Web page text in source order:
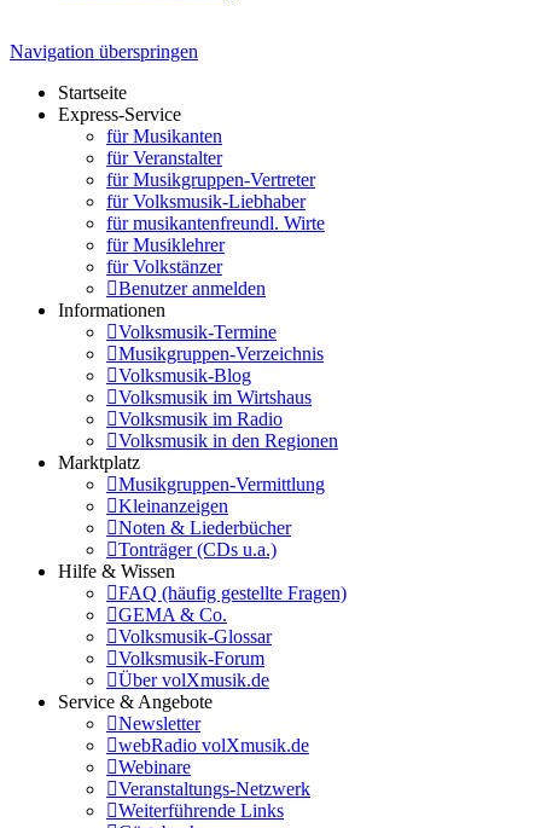
Navigation überspringen
Startseite
Express-Service
für Musikanten
für Veranstalter
für Musikgruppen-Vertreter
für Volksmusik-Liebhaber
für musikantenfreundl. Wirte
für Musiklehrer
für Volkstänzer
Benutzer anmelden
Informationen
Volksmusik-Termine
Musikgruppen-Verzeichnis
Volksmusik-Blog
Volksmusik im Wirtshaus
Volksmusik im Radio
Volksmusik in den Regionen
Marktplatz
Musikgruppen-Vermittlung
Kleinanzeigen
Noten & Liederbücher
Tonträger (CDs u.a.)
Hilfe & Wissen
FAQ (häufig gestellte Fragen)
GEMA & Co.
Volksmusik-Glossar
Volksmusik-Forum
Über volXmusik.de
Service & Angebote
Newsletter
webRadio volXmusik.de
Webinare
Veranstaltungs-Netzwerk
Weiterführende Links